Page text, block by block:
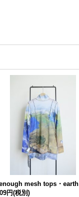
mesh tops・earth
円(税別)